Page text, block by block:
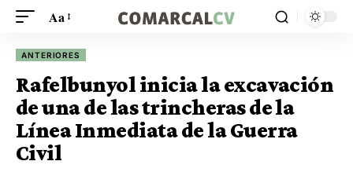
Aa
ANTERIORES
Rafelbunyol inicia la excavación
de una de las trincheras de la
Línea Inmediata de la Guerra
Civil